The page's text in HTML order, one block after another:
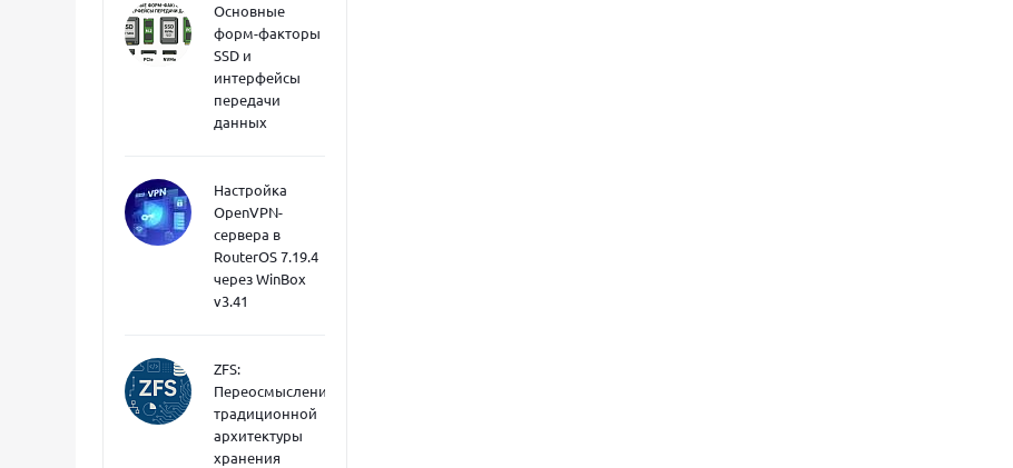
Основные
форм-факторы
SSD и
интерфейсы
передачи
данных
Настройка
OpenVPN-
сервера в
RouterOS 7.19.4
через WinBox
v3.41
ZFS:
Переосмысление
традиционной
архитектуры
хранения